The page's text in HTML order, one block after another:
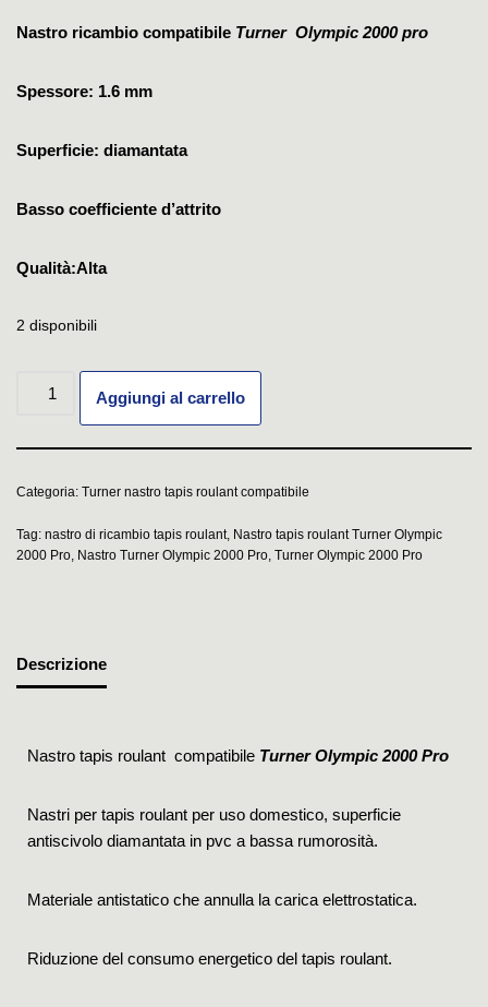
Nastro ricambio compatibile Turner Olympic 2000 pro
Spessore: 1.6 mm
Superficie: diamantata
Basso coefficiente d’attrito
Qualità:Alta
2 disponibili
Aggiungi al carrello
Categoria: Turner nastro tapis roulant compatibile
Tag: nastro di ricambio tapis roulant, Nastro tapis roulant Turner Olympic
2000 Pro, Nastro Turner Olympic 2000 Pro, Turner Olympic 2000 Pro
Descrizione
Nastro tapis roulant compatibile Turner Olympic 2000 Pro
Nastri per tapis roulant per uso domestico, superficie
antiscivolo diamantata in pvc a bassa rumorosità.
Materiale antistatico che annulla la carica elettrostatica.
Riduzione del consumo energetico del tapis roulant.